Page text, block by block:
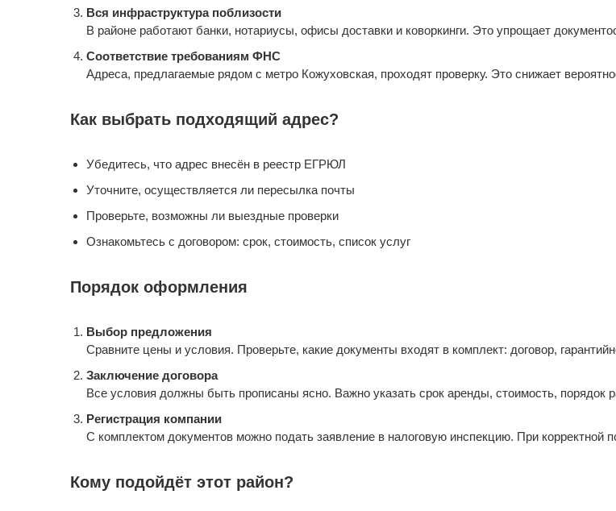
Вся инфраструктура поблизости
В районе работают банки, нотариусы, офисы доставки и коворкинги. Это упрощает
Соответствие требованиям ФНС
Адреса, предлагаемые рядом с метро Кожуховская, проходят проверку. Это снижает
Как выбрать подходящий адрес?
Убедитесь, что адрес внесён в реестр ЕГРЮЛ
Уточните, осуществляется ли пересылка почты
Проверьте, возможны ли выездные проверки
Ознакомьтесь с договором: срок, стоимость, список услуг
Порядок оформления
Выбор предложения
Сравните цены и условия. Проверьте, какие документы входят в комплект: договор,
Заключение договора
Все условия должны быть прописаны ясно. Важно указать срок аренды, стоимость, порядок
Регистрация компании
С комплектом документов можно подать заявление в налоговую инспекцию. При корректной
Кому подойдёт этот район?